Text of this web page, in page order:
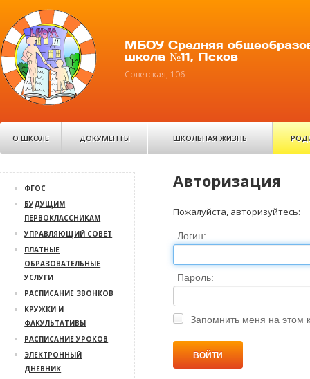
МБОУ Средняя
школа №11, Псков
Советская, 106
О ШКОЛЕ ДОКУМЕНТЫ ШКОЛЬНАЯ ЖИЗНЬ
Авторизация
Пожалуйста, авторизуйтесь:
Логин:
Пароль:
Запомнить меня на этом
ВОЙТИ
ФГОС
БУДУЩИМ
ПЕРВОКЛАССНИКАМ
УПРАВЛЯЮЩИЙ СОВЕТ
ПЛАТНЫЕ
ОБРАЗОВАТЕЛЬНЫЕ
УСЛУГИ
РАСПИСАНИЕ ЗВОНКОВ
КРУЖКИ И
ФАКУЛЬТАТИВЫ
РАСПИСАНИЕ УРОКОВ
ЭЛЕКТРОННЫЙ
ДНЕВНИК